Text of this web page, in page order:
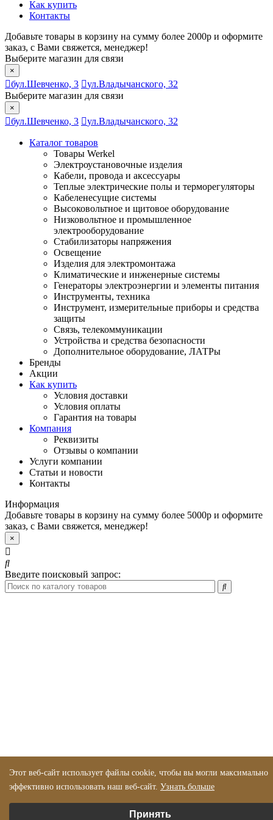
Как купить
Контакты
Добавьте товары в корзину на сумму более 2000р и оформите
заказ, с Вами свяжется, менеджер!
Выберите магазин для связи
×
бул.Шевченко, 3
ул.Владычанского, 32
Выберите магазин для связи
×
бул.Шевченко, 3 ул.Владычанского, 32
Каталог товаров
Товары Werkel
Электроустановочные изделия
Кабели, провода и аксессуары
Теплые электрические полы и терморегуляторы
Кабеленесущие системы
Высоковольтное и щитовое оборудование
Низковольтное и промышленное
электрооборудование
Стабилизаторы напряжения
Освещение
Изделия для электромонтажа
Климатические и инженерные системы
Генераторы электроэнергии и элементы питания
Инструменты, техника
Инструмент, измерительные приборы и средства
защиты
Связь, телекоммуникации
Устройства и средства безопасности
Дополнительное оборудование, ЛАТРы
Бренды
Акции
Как купить
Условия доставки
Условия оплаты
Гарантия на товары
Компания
Реквизиты
Отзывы о компании
Услуги компании
Статьи и новости
Контакты
Информация
Добавьте товары в корзину на сумму более 5000р и оформите
заказ, с Вами свяжется, менеджер!
×
Введите поисковый запрос:
Этот веб-сайт использует файлы cookie, чтобы вы могли максимально
эффективно использовать наш веб-сайт. Узнать больше
Выберите настройки cookie
Принять